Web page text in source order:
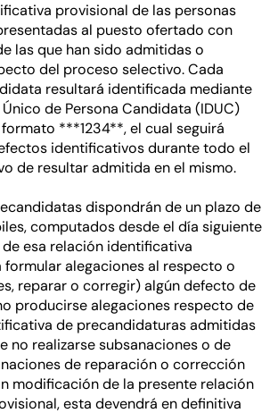
provisional de las personas
al puesto ofertado con
las que han sido admitidas o
del proceso selectivo. Cada
resultará identificada mediante
de Persona Candidata (IDUC)
***1234**, el cual seguirá
identificativos durante todo el
de resultar admitida en el mismo.
dispondrán de un plazo de
computados desde el día siguiente
esa relación identificativa
alegaciones al respecto o
reparar o corregir) algún defecto de
producirse alegaciones respecto de
de precandidaturas admitidas
no realizarse subsanaciones o de
de reparación o corrección
modificación de la presente relación
esta devendrá en definitiva